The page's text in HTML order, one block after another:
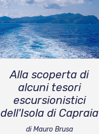
Alla scoperta di
alcuni tesori
escursionistici
dell'Isola di Capraia
di Mauro Brusa